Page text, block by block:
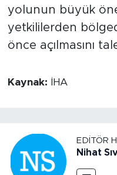
yolunun büyük
yetkililerden
önce açılmasını
Kaynak: İHA
EDITÖR
Nihat